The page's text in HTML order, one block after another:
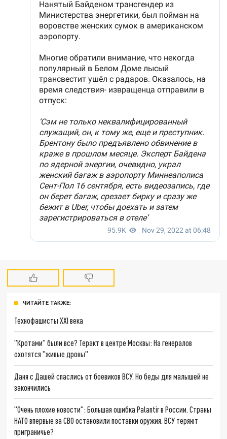
ЧИТАЙТЕ ТАКЖЕ:
Технофашисты XXI века
"Кротами" были все? Теракт в центре Москвы: На генералов
охотятся "живые дроны"
Даня с Дашей спаслись от боевиков ВСУ. Но беды для малышей не
закончились
"Очень плохие новости": Большая ошибка Palantir в России. Страны
НАТО впервые за СВО остановили поставки оружия. ВСУ теряют
приграничье?